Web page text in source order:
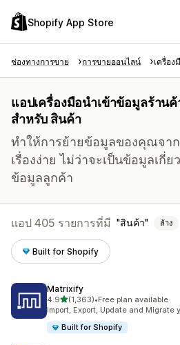
Shopify App Store
ช่องทางการขาย การขายออนไลน์ เครื่อ
แอปเครื่องมือนำเข้าข้อมูลร้าน
สำหรับ สินค้า
ทำให้การย้ายข้อมูลของคุณจา
เรื่องง่าย ไม่ว่าจะเป็นข้อมูลเกี่
ข้อมูลลูกค้า
แอป 405 รายการที่มี สินค้า ล้าง
Built for Shopify
Matrixify
4.9เต็ม 5 ดาว
(1,363)
ทั้งหมด 1363 รีวิว
•Free plan available
Import, Export, Update and Migrate
Built for Shopify